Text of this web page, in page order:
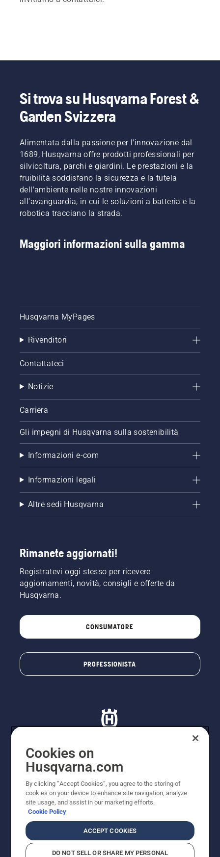
Si trova su Husqvarna Forest &
Garden Svizzera
Alimentata dalla passione per l'innovazione dal
1689, Husqvarna offre prodotti professionali per
silvicoltura, parchi e giardini. Le prestazioni e la
fruibilità soddisfano la sicurezza e la tutela
dell'ambiente nelle nostre innovazioni
all'avanguardia, in cui le soluzioni a batteria e la
robotica tracciano la strada.
Maggiori informazioni sulla gamma
Husqvarna MyPages
Rivenditori
Contattateci
Notizie
Carriera
Gli impegni di Husqvarna sulla sostenibilità
Informazioni e-com
Informazioni legali
Altre sedi Husqvarna
Rimanete aggiornati!
Registratevi oggi stesso per ricevere
aggiornamenti, novità, consigli e offerte da
Husqvarna.
CONSUMATORE
PROFESSIONISTA
© Husqvarna AB (publ). Tutti i diritti riservati. I prezzi
Husqvarna Schweiz AG per i rivenditori specializzati
aderenti all’iniziativa, prezzi in CHF comprensivi di IVA
all’ 8,1% e TRA. Con riserva di modifica. Tutti i prezzi
indicati sono prezzi al dettaglio consigliati (IVA inclusa),
a meno che il prodotto non sia disponibile per l'acquisto
Informativa sui cookieTermini di utilizzo
Informativa sulla privacyRiferimentiCGVF Negozio online
Cookies on
Husqvarna.com
By clicking “Accept Cookies”, you agree to the storing of
cookies on your device to enhance site navigation, analyze
site usage, and assist in our marketing efforts.
Cookie Policy
ACCEPT COOKIES
DO NOT SELL OR SHARE MY PERSONAL